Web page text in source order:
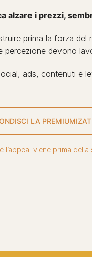
alzare i prezzi,
prima la forza del
percezione devono
ads, contenuti e
LA
l’appeal viene prima della